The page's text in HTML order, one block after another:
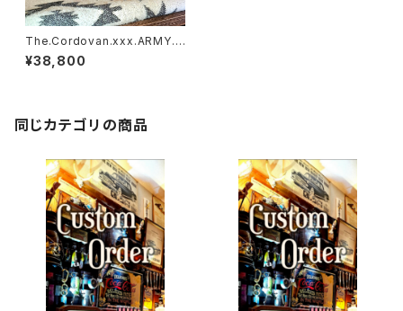
The.Cordovan.xxx.ARMY.G
REEN.Edition// JACK.RIDE.
SSW
¥38,800
同じカテゴリの商品